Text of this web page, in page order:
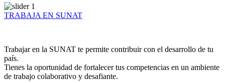
TRABAJA EN SUNAT
Trabajar en la SUNAT te permite contribuir con el desarrollo de tu
país.
Tienes la oportunidad de fortalecer tus competencias en un ambiente
de trabajo colaborativo y desafiante.